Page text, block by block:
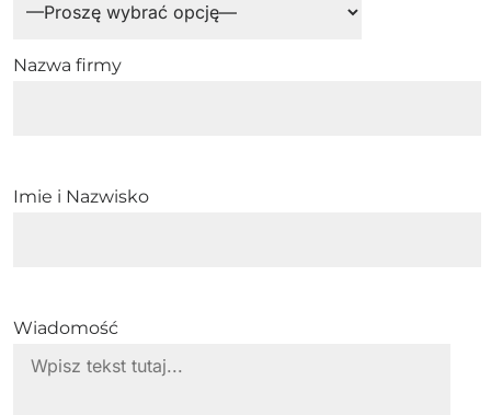
Nazwa firmy
Imie i Nazwisko
Wiadomość